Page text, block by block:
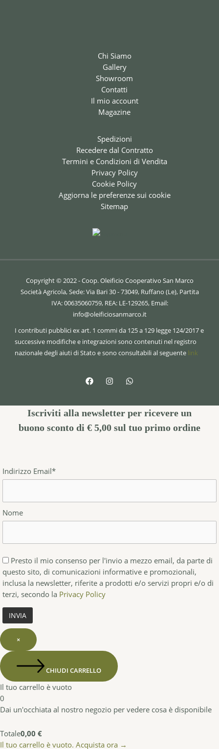
Chi Siamo
Gallery
Showroom
Contatti
Il mio account
Magazine
Spedizioni
Recedere dal Contratto
Termini e Condizioni di Vendita
Privacy Policy
Cookie Policy
Aggiorna le preferenze sui cookie
Sitemap
Copyright © 2022 - Coop. Oleificio Cooperativo San Marco
Società Agricola, Sede: Via Bari 30 - 73049, Ruffano (Le), Partita
IVA: 00635060759, REA: LE-129265, Email:
info@oleificiosanmarco.it
I contributi pubblici ex art. 1 commi da 125 a 129 legge 124/2017 e
successive modifiche e integrazioni sono contenuti nel registro
nazionale degli aiuti di Stato e sono consultabili al seguente link
Iscriviti alla newsletter per ricevere un
buono sconto di € 5,00 sul tuo primo ordine
Indirizzo Email*
Nome
Presto il mio consenso per l'invio a mezzo email, da parte di
questo sito, di comunicazioni informative e promozionali,
inclusa la newsletter, riferite a prodotti e/o servizi propri e/o di
terzi, secondo la Privacy Policy
×
CHIUDI CARRELLO
Il tuo carrello è vuoto
0
Dai un'occhiata al nostro negozio per vedere cosa è disponibile
Totale0,00 €
Il tuo carrello è vuoto. Acquista ora →